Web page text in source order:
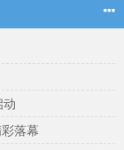
落幕